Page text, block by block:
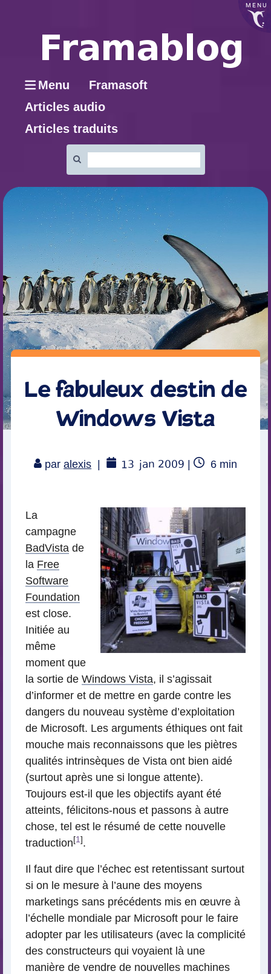
MENU
Menu
Framasoft
Articles audio
Articles traduits
:
Le fabuleux destin de
Windows Vista
paralexis 13 jan 2009
Temps
6min
La
campagne
BadVista de
la Free
Software
Foundation
est close.
Initiée au
même
moment que
la sortie de Windows Vista, il s’agissait
d’informer et de mettre en garde contre les
dangers du nouveau système d’exploitation
de Microsoft. Les arguments éthiques ont fait
mouche mais reconnaissons que les piètres
qualités intrinsèques de Vista ont bien aidé
(surtout après une si longue attente).
Toujours est-il que les objectifs ayant été
atteints, félicitons-nous et passons à autre
chose, tel est le résumé de cette nouvelle
traduction [1] .
Il faut dire que l’échec est retentissant surtout
si on le mesure à l’aune des moyens
marketings sans précédents mis en œuvre à
l’échelle mondiale par Microsoft pour le faire
adopter par les utilisateurs (avec la complicité
des constructeurs qui voyaient là une
manière de vendre de nouvelles machines